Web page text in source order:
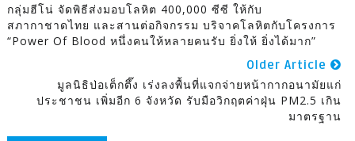
กลุ่มฮีโน่ จัดพิธีส่งมอบโลหิต 400,000 ซีซี ให้กับ
สภากาชาดไทย และสานต่อกิจกรรม บริจาคโลหิตกับโครงการ
“Power Of Blood หนึ่งคนให้หลายคนรับ ยิ่งให้ ยิ่งได้มาก”
Older Article
มูลนิธิป่อเต็กตึ๊ง เร่งลงพื้นที่แจกจ่ายหน้ากากอนามัยแก่
ประชาชน เพิ่มอีก 6 จังหวัด รับมือวิกฤตค่าฝุ่น PM2.5 เกิน
มาตรฐาน